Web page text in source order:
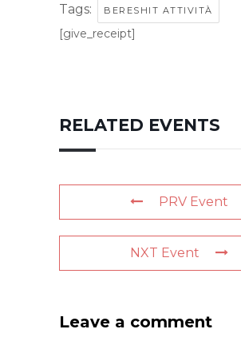
Tags: BERESHIT ATTIVITÀ
[give_receipt]
RELATED EVENTS
PRV Event
NXT Event
Leave a comment